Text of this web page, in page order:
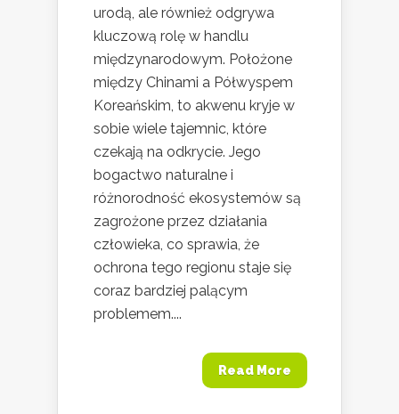
urodą, ale również odgrywa
kluczową rolę w handlu
międzynarodowym. Położone
między Chinami a Półwyspem
Koreańskim, to akwenu kryje w
sobie wiele tajemnic, które
czekają na odkrycie. Jego
bogactwo naturalne i
różnorodność ekosystemów są
zagrożone przez działania
człowieka, co sprawia, że
ochrona tego regionu staje się
coraz bardziej palącym
problemem....
Read More